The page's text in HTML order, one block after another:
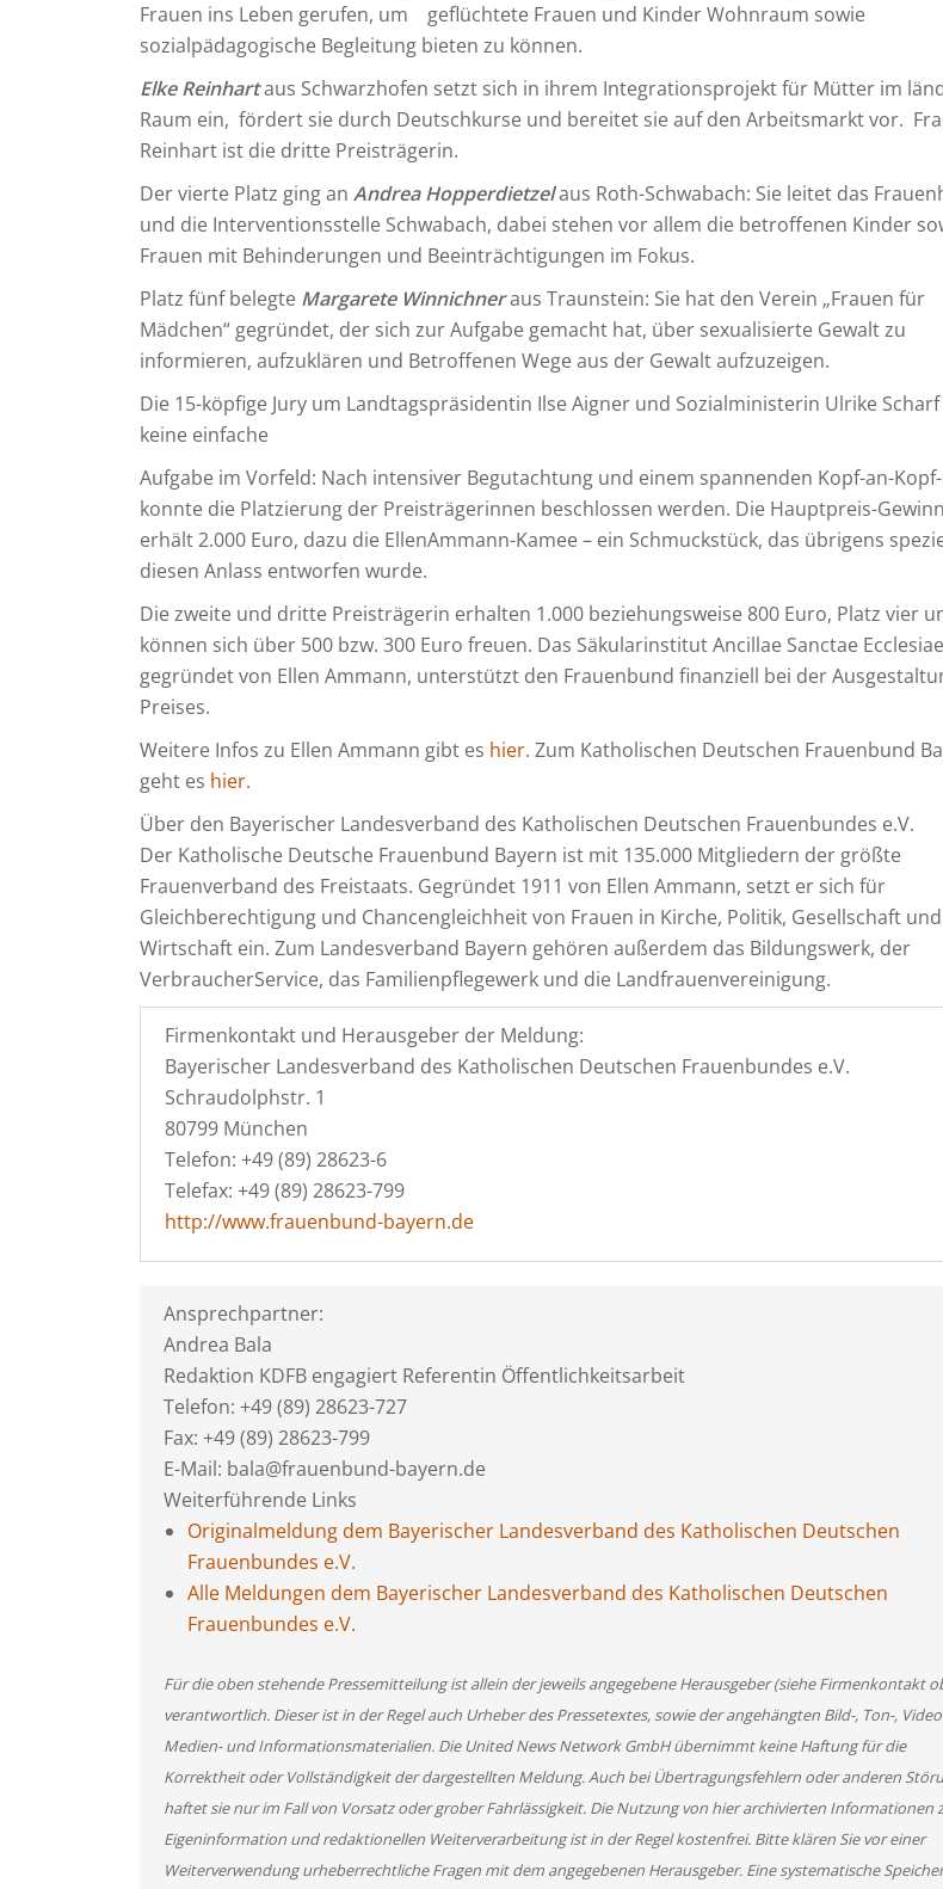
Frauen ins Leben gerufen, um geflüchtete Frauen und Kinder Wohnraum sowie
sozialpädagogische Begleitung bieten zu können.
Elke Reinhartaus Schwarzhofen setzt sich in ihrem Integrationsprojekt für Mütter im
Raum ein, fördert sie durch Deutschkurse und bereitet sie auf den Arbeitsmarkt vor.
Reinhart ist die dritte Preisträgerin.
Der vierte Platz ging an Andrea Hopperdietzelaus Roth-Schwabach: Sie leitet das
und die Interventionsstelle Schwabach, dabei stehen vor allem die betroffenen Kinder
Frauen mit Behinderungen und Beeinträchtigungen im Fokus.
Platz fünf belegte Margarete Winnichneraus Traunstein: Sie hat den Verein „Frauen für
Mädchen“ gegründet, der sich zur Aufgabe gemacht hat, über sexualisierte Gewalt zu
informieren, aufzuklären und Betroffenen Wege aus der Gewalt aufzuzeigen.
Die 15-köpfige Jury um Landtagspräsidentin Ilse Aigner und Sozialministerin Ulrike
keine einfache
Aufgabe im Vorfeld: Nach intensiver Begutachtung und einem spannenden Kopf-an-
konnte die Platzierung der Preisträgerinnen beschlossen werden. Die Hauptpreis-
erhält 2.000 Euro, dazu die EllenAmmann-Kamee – ein Schmuckstück, das übrigens
diesen Anlass entworfen wurde.
Die zweite und dritte Preisträgerin erhalten 1.000 beziehungsweise 800 Euro, Platz vier
können sich über 500 bzw. 300 Euro freuen. Das Säkularinstitut Ancillae Sanctae
gegründet von Ellen Ammann, unterstützt den Frauenbund finanziell bei der
Preises.
Weitere Infos zu Ellen Ammann gibt es hier. Zum Katholischen Deutschen Frauenbund
geht es hier.
Über den Bayerischer Landesverband des Katholischen Deutschen Frauenbundes e.V.
Der Katholische Deutsche Frauenbund Bayern ist mit 135.000 Mitgliedern der größte
Frauenverband des Freistaats. Gegründet 1911 von Ellen Ammann, setzt er sich für
Gleichberechtigung und Chancengleichheit von Frauen in Kirche, Politik, Gesellschaft und
Wirtschaft ein. Zum Landesverband Bayern gehören außerdem das Bildungswerk, der
VerbraucherService, das Familienpflegewerk und die Landfrauenvereinigung.
Firmenkontakt und Herausgeber der Meldung:
Bayerischer Landesverband des Katholischen Deutschen Frauenbundes e.V.
Schraudolphstr. 1
80799 München
Telefon: +49 (89) 28623-6
Telefax: +49 (89) 28623-799
http://www.frauenbund-bayern.de
Ansprechpartner:
Andrea Bala
Redaktion KDFB engagiert Referentin Öffentlichkeitsarbeit
Telefon: +49 (89) 28623-727
Fax: +49 (89) 28623-799
E-Mail: bala@frauenbund-bayern.de
Weiterführende Links
Originalmeldung dem Bayerischer Landesverband des Katholischen Deutschen
Frauenbundes e.V.
Alle Meldungen dem Bayerischer Landesverband des Katholischen Deutschen
Frauenbundes e.V.
Für die oben stehende Pressemitteilung ist allein der jeweils angegebene Herausgeber (siehe Firmenkontakt
verantwortlich. Dieser ist in der Regel auch Urheber des Pressetextes, sowie der angehängten Bild-, Ton-,
Medien- und Informationsmaterialien. Die United News Network GmbH übernimmt keine Haftung für die
Korrektheit oder Vollständigkeit der dargestellten Meldung. Auch bei Übertragungsfehlern oder anderen
haftet sie nur im Fall von Vorsatz oder grober Fahrlässigkeit. Die Nutzung von hier archivierten Informationen
Eigeninformation und redaktionellen Weiterverarbeitung ist in der Regel kostenfrei. Bitte klären Sie vor einer
Weiterverwendung urheberrechtliche Fragen mit dem angegebenen Herausgeber. Eine systematische